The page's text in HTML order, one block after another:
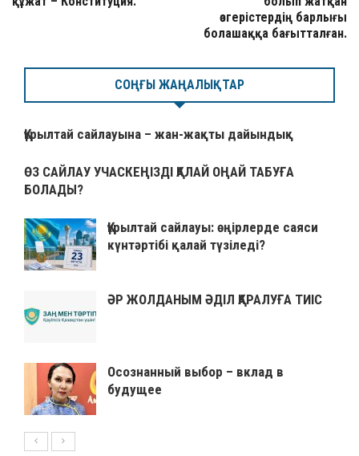
өзгерістердің барлығы
болашаққа бағытталған.
СОҢҒЫ ЖАҢАЛЫҚТАР
Құрылтай сайлауына – жан-жақты дайындық
ӨЗ САЙЛАУ УЧАСКЕҢІЗДІ ҚАЛАЙ ОҢАЙ ТАБУҒА
БОЛАДЫ?
Құрылтай сайлауы: өңірлерде саяси
күнтәртібі қалай түзіледі?
ӘР ЖОЛДАНЫМ ӘДІЛ ҚАРАЛУҒА ТИІС
Осознанный выбор – вклад в
будущее